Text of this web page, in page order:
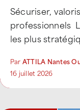
Sécuriser,
professionnels
les plus
Par ATTILA Nantes
16 juillet 2026